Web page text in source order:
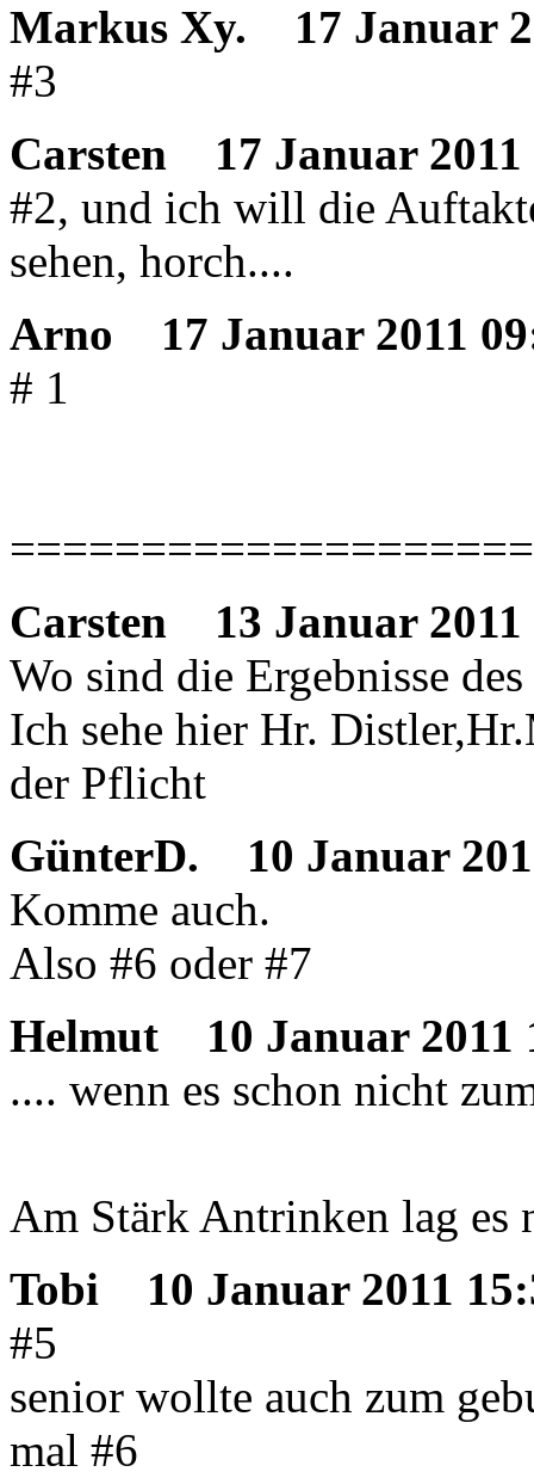
Markus Xy.
17 Januar
#3
Carsten
17 Januar 2011
#2, und ich will die
sehen, horch....
Arno
17 Januar 2011
# 1
Carsten
13 Januar 2011
Wo sind die Ergebnisse
Ich sehe hier Hr.
der Pflicht
GünterD.
10 Januar
Komme auch.
Also #6 oder #7
Helmut
10 Januar 2011
.... wenn es schon nicht
Am Stärk Antrinken lag es
Tobi
10 Januar 2011
#5
senior wollte auch zum
mal #6